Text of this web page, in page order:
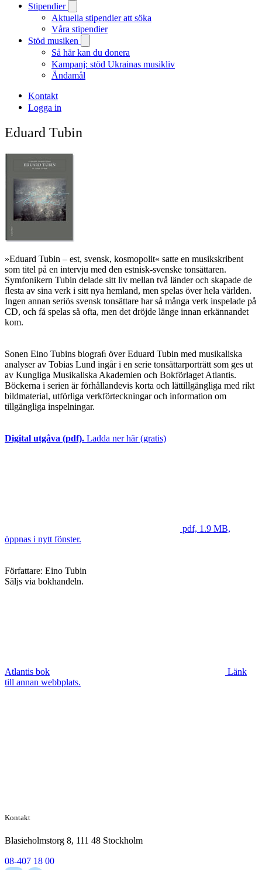
Stipendier
Aktuella stipendier att söka
Våra stipendier
Stöd musiken
Så här kan du donera
Kampanj: stöd Ukrainas musikliv
Ändamål
Kontakt
Logga in
Eduard Tubin
»Eduard Tubin – est, svensk, kosmopolit« satte en musikskribent
som titel på en intervju med den estnisk-svenske tonsättaren.
Symfonikern Tubin delade sitt liv mellan två länder och skapade de
ﬂesta av sina verk i sitt nya hemland, men spelas över hela världen.
Ingen annan seriös svensk tonsättare har så många verk inspelade på
CD, och få spelas så ofta, men det dröjde länge innan erkännandet
kom.
Sonen Eino Tubins biograﬁ över Eduard Tubin med musikaliska
analyser av Tobias Lund ingår i en serie tonsättarporträtt som ges ut
av Kungliga Musikaliska Akademien och Bokförlaget Atlantis.
Böckerna i serien är förhållandevis korta och lättillgängliga med rikt
bildmaterial, utförliga verkförteckningar och information om
tillgängliga inspelningar.
Digital utgåva (pdf). Ladda ner här (gratis)
pdf, 1.9 MB,
öppnas i nytt fönster.
Författare: Eino Tubin
Säljs via bokhandeln.
Atlantis bok
Länk
till annan webbplats.
Kontakt
Blasieholmstorg 8, 111 48 Stockholm
08-407 18 00